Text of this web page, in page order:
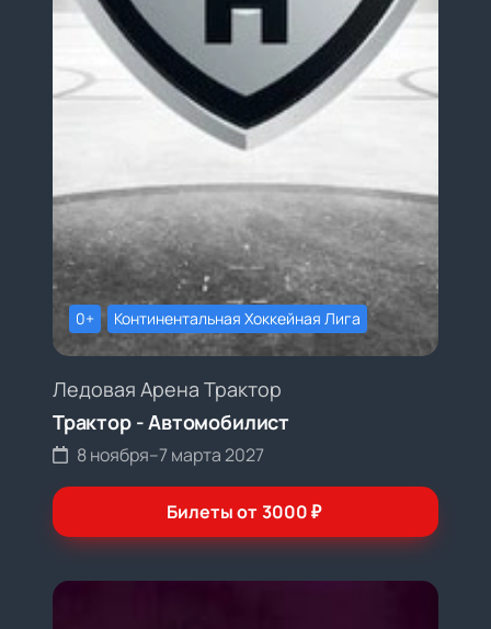
0+ Континентальная Хоккейная Лига
Ледовая Арена Трактор
Трактор - Автомобилист
8 ноября–7 марта 2027
Билеты от 3000₽